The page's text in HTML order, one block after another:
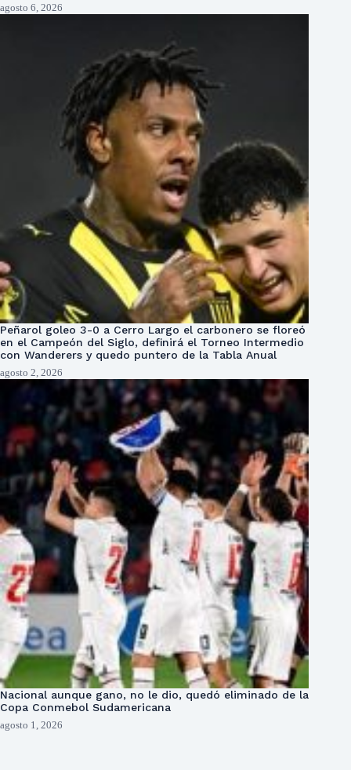
agosto 6, 2026
Peñarol goleo 3-0 a Cerro Largo el carbonero se floreó
en el Campeón del Siglo, definirá el Torneo Intermedio
con Wanderers y quedo puntero de la Tabla Anual
agosto 2, 2026
Nacional aunque gano, no le dio, quedó eliminado de la
Copa Conmebol Sudamericana
agosto 1, 2026